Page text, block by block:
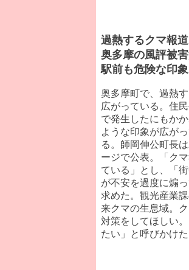
過熱するクマ報道
奥多摩の風評被
駅前も危険な印
奥多摩町で、過熱
広がっている。住
で発生したにもか
ような印象が広が
る。師岡伸公町長
ージで公表。「ク
ている」とし、「
が不安を過度に煽
求めた。観光産業
来クマの生息域。
対策をしてほしい
たい」と呼びかけた